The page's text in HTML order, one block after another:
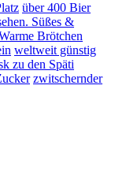
über 400 Bier
Süßes &
Brötchen
weltweit günstig
zu den Späti
zwitschernder